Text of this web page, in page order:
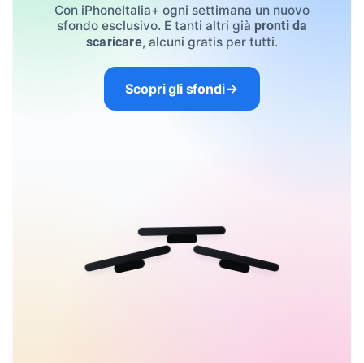
Con iPhoneItalia+ ogni settimana un nuovo
sfondo esclusivo. E tanti altri già pronti da
scaricare, alcuni gratis per tutti.
Scopri gli sfondi